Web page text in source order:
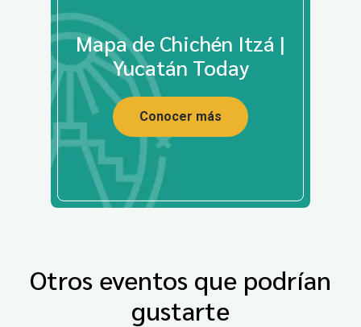
Mapa de Chichén Itzá |
Yucatán Today
Conocer más
Otros eventos que podrían
gustarte